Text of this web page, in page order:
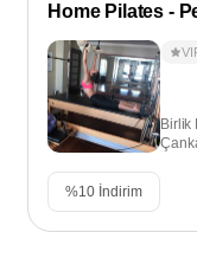
Home Pilates -
Birlik
%10 İndirim